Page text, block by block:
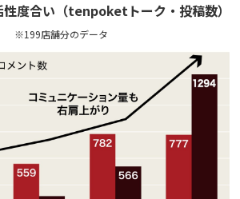
性度合い（​​​​tenpoketトーク・投稿数）
※199店舗分のデータ